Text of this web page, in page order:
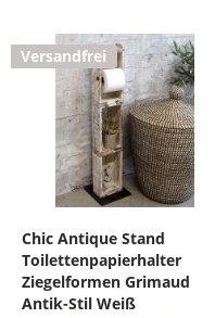
Versandfrei
Chic Antique Stand
Toilettenpapierhalter
Ziegelformen Grimaud
Antik-Stil Weiß